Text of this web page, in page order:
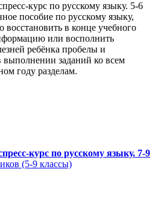
курс по русскому языку. 5-6
пособие по русскому языку,
восстановить в конце учебного
или восполнить
ребёнка пробелы и
выполнении заданий ко всем
году разделам.
курс по русскому языку. 7-9
(5-9 классы)